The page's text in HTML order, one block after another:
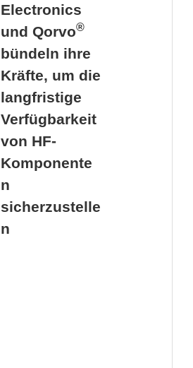
Electronics
und Qorvo®
bündeln ihre
Kräfte, um die
langfristige
Verfügbarkeit
von HF-
Komponente
n
sicherzustelle
n